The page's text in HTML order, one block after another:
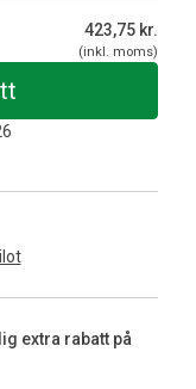
423,75 kr.
(inkl. moms)
extra rabatt på